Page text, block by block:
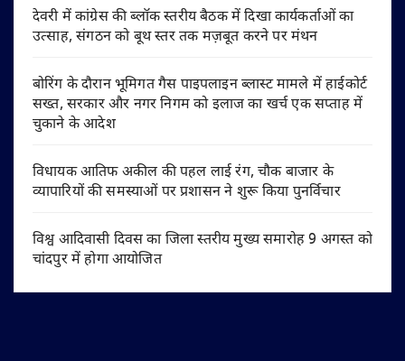
देवरी में कांग्रेस की ब्लॉक स्तरीय बैठक में दिखा कार्यकर्ताओं का
उत्साह, संगठन को बूथ स्तर तक मज़बूत करने पर मंथन
बोरिंग के दौरान भूमिगत गैस पाइपलाइन ब्लास्ट मामले में हाईकोर्ट
सख्त, सरकार और नगर निगम को इलाज का खर्च एक सप्ताह में
चुकाने के आदेश
विधायक आतिफ अकील की पहल लाई रंग, चौक बाजार के
व्यापारियों की समस्याओं पर प्रशासन ने शुरू किया पुनर्विचार
विश्व आदिवासी दिवस का जिला स्तरीय मुख्य समारोह 9 अगस्त को
चांदपुर में होगा आयोजित